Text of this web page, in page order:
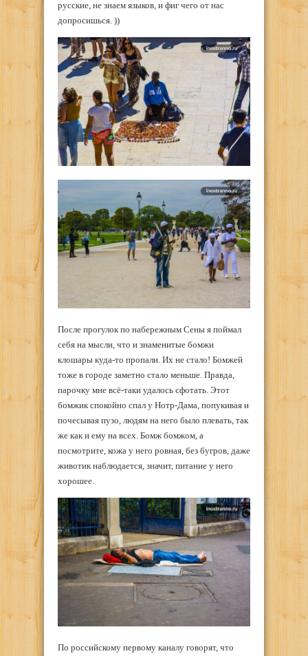
русские, не знаем языков, и фиг чего от нас
допросишься. ))
После прогулок по набережным Сены я поймал
себя на мысли, что и знаменитые бомжи
клошары куда-то пропали. Их не стало! Бомжей
тоже в городе заметно стало меньше. Правда,
парочку мне всё-таки удалось сфотать. Этот
бомжик спокойно спал у Нотр-Дама, попукивая и
почесывая пузо, людям на него было плевать, так
же как и ему на всех. Бомж бомжом, а
посмотрите, кожа у него ровная, без бугров, даже
животик наблюдается, значит, питание у него
хорошее.
По российскому первому каналу говорят, что